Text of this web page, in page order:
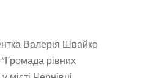
Валерія Швайко
рівних